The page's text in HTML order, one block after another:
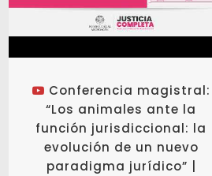
Conferencia magistral:
“Los animales ante la
función jurisdiccional: la
evolución de un nuevo
paradigma jurídico” |